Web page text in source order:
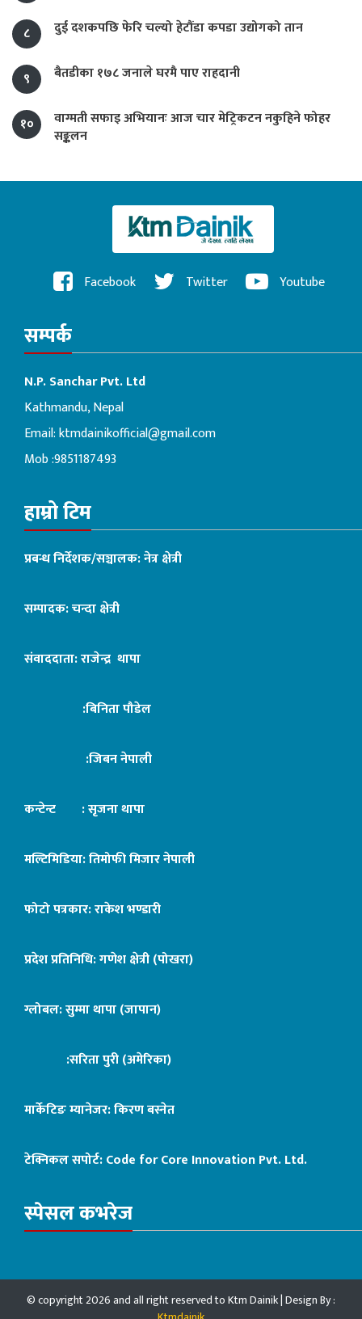
८ दुई दशकपछि फेरि चल्यो हेटौंडा कपडा उद्योगको तान
९ बैतडीका १७८ जनाले घरमै पाए राहदानी
१०
वाग्मती सफाइ अभियानः आज चार मेट्रिकटन नकुहिने फोहर
सङ्कलन
Facebook Twitter Youtube
सम्पर्क
N.P. Sanchar Pvt. Ltd
Kathmandu, Nepal
Email:ktmdainikofficial@gmail.com
Mob :9851187493
हाम्रो टिम
प्रबन्ध निर्देशक/सञ्चालक: नेत्र क्षेत्री
सम्पादक: चन्दा क्षेत्री
संवाददाता: राजेन्द्र थापा
:बिनिता पौडेल
:जिबन नेपाली
कन्टेन्ट : सृजना थापा
मल्टिमिडिया: तिमोफी मिजार नेपाली
फोटो पत्रकार: राकेश भण्डारी
प्रदेश प्रतिनिधि: गणेश क्षेत्री (पोखरा)
ग्लोबल: सुम्मा थापा (जापान)
:सरिता पुरी (अमेरिका)
मार्केटिङ म्यानेजर: किरण बस्नेत
टेक्निकल सपोर्ट:Code for Core Innovation Pvt. Ltd.
स्पेसल कभरेज
© copyright 2026 and all right reserved to Ktm Dainik | Design By :